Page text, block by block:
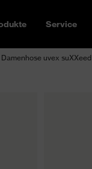
Service
Damenhose uvex suXXeed